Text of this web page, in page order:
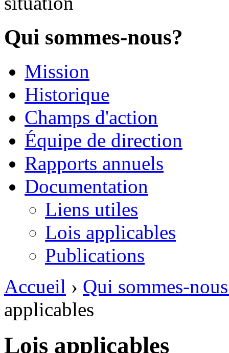
Qui sommes-nous?
Mission
Historique
Champs d'action
Équipe de direction
Rapports annuels
Documentation
Liens utiles
Lois applicables
Publications
Accueil › Qui sommes-
applicables
Lois applicables